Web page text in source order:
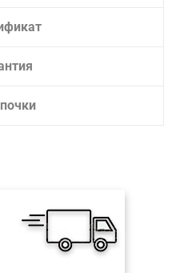
Встраиваемый светильник
мм: 75-200